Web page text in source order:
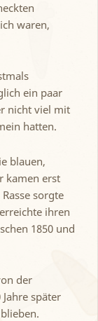
waren,
ein paar
nicht viel mit
hatten.
blauen,
kamen erst
sorgte
ihren
1850 und
der
später